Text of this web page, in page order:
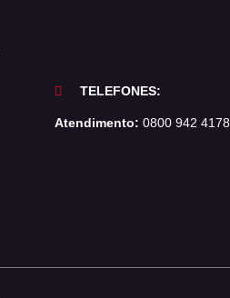
TELEFONES:
Atendimento: 0800 942 4178